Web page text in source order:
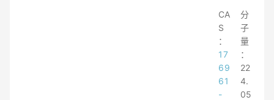
CA
S
：
17
69
61
-
分
子
量
：
22
4.
05